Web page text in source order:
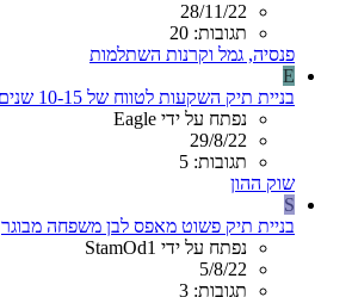
28/11/22
תגובות: 20
פנסיה, גמל וקרנות השתלמות
E
בניית תיק השקעות לטווח של 10-15 שנים
נפתח על ידי Eagle
29/8/22
תגובות: 5
שוק ההון
S
בניית תיק פשוט מאפס לבן משפחה מבוגר
נפתח על ידי StamOd1
5/8/22
תגובות: 3